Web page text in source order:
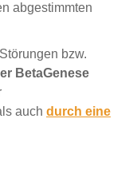
abgestimmten
bzw.
BetaGenese
auch durch eine